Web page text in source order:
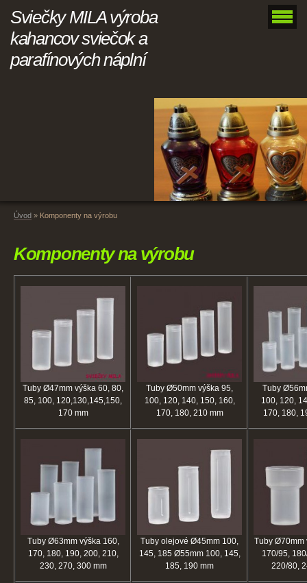
Sviečky MILA výroba
kahancov sviečok a
parafínových náplní
Úvod » Komponenty na výrobu
Komponenty na výrobu
Tuby Ø47mm výška 60, 80,
85, 100, 120,130,145,150,
170 mm
Tuby Ø50mm výška 95,
100, 120, 140, 150, 160,
170, 180, 210 mm
Tuby
100, 120,
170, 180,
Tuby Ø63mm výška 160,
170, 180, 190, 200, 210,
230, 270, 300 mm
Tuby olejové Ø45mm 100,
145, 185 Ø55mm 100, 145,
185, 190 mm
Tuby Ø70mm
170/95,
220/80,